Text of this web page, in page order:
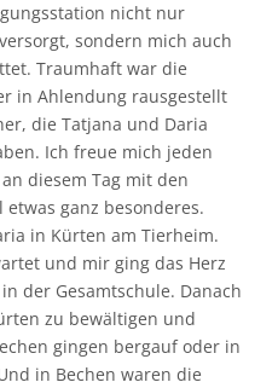
nicht nur
sondern mich auch
Traumhaft war die
in Ahlendung rausgestellt
die Tatjana und Daria
Ich freue mich jeden
diesem Tag mit den
ganz besonderes.
in Kürten am Tierheim.
und mir ging das Herz
der Gesamtschule. Danach
zu bewältigen und
gingen bergauf oder in
in Bechen waren die